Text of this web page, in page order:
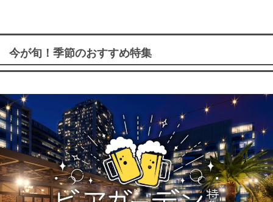
今が旬！季節のおすすめ特集